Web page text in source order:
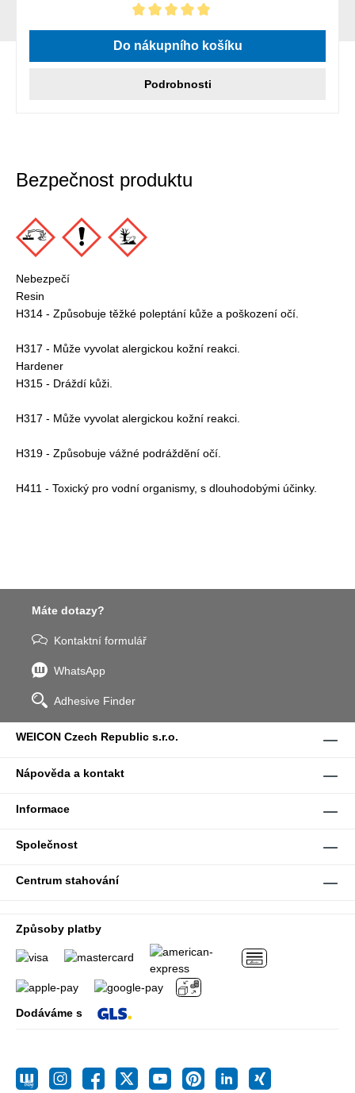
Průměrné hodnocení 5 z 5 hvězd
Do nákupního košíku
Podrobnosti
Bezpečnost produktu
Nebezpečí
Resin
H314 - Způsobuje těžké poleptání kůže a poškození očí.
H317 - Může vyvolat alergickou kožní reakci.
Hardener
H315 - Dráždí kůži.
H317 - Může vyvolat alergickou kožní reakci.
H319 - Způsobuje vážné podráždění očí.
H411 - Toxický pro vodní organismy, s dlouhodobými účinky.
Máte dotazy?
Kontaktní formulář
WhatsApp
Adhesive Finder
WEICON Czech Republic s.r.o.
Nápověda a kontakt
Informace
Společnost
Centrum stahování
Způsoby platby
Dodáváme s